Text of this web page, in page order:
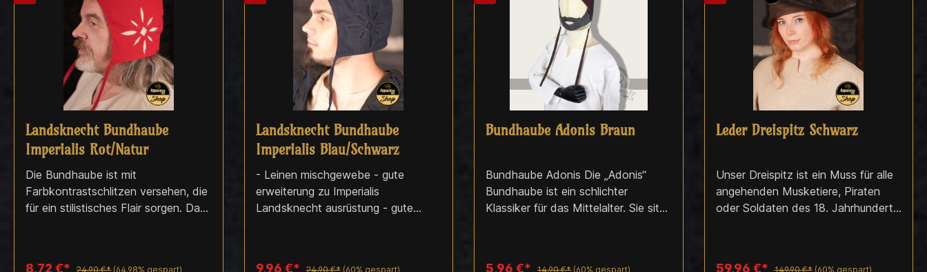
Landsknecht Bundhaube
Imperialis Rot/Natur
Die Bundhaube ist mit
Farbkontrastschlitzen versehen, die
für ein stilistisches Flair sorgen. Das
8,72 €* 24,90 €* (64.98% gespart)
Landsknecht Bundhaube
Imperialis Blau/Schwarz
- Leinen mischgewebe - gute
erweiterung zu Imperialis
Landsknecht ausrüstung - gute
9,96 €* 24,90 €* (60% gespart)
Bundhaube Adonis Braun
Bundhaube Adonis Die „Adonis“
Bundhaube ist ein schlichter
Klassiker für das Mittelalter. Sie sitzt
5,96 €* 14,90 €* (60% gespart)
Leder Dreispitz Schwarz
Unser Dreispitz ist ein Muss für alle
angehenden Musketiere, Piraten
oder Soldaten des 18. Jahrhunderts.
59,96 €* 149,90 €* (60% gespart)